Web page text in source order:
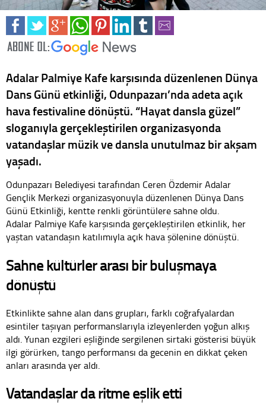
Adalar Palmiye Kafe karşısında düzenlenen Dünya
Dans Günü etkinliği, Odunpazarı’nda adeta açık
hava festivaline dönüştü. “Hayat dansla güzel”
sloganıyla gerçekleştirilen organizasyonda
vatandaşlar müzik ve dansla unutulmaz bir akşam
yaşadı.
Odunpazarı Belediyesi tarafından Ceren Özdemir Adalar
Gençlik Merkezi organizasyonuyla düzenlenen Dünya Dans
Günü Etkinliği, kentte renkli görüntülere sahne oldu.
Adalar Palmiye Kafe karşısında gerçekleştirilen etkinlik, her
yaştan vatandaşın katılımıyla açık hava şölenine dönüştü.
Sahne kültürler arası bir buluşmaya
dönüştü
Etkinlikte sahne alan dans grupları, farklı coğrafyalardan
esintiler taşıyan performanslarıyla izleyenlerden yoğun alkış
aldı. Yunan ezgileri eşliğinde sergilenen sirtaki gösterisi büyük
ilgi görürken, tango performansı da gecenin en dikkat çeken
anları arasında yer aldı.
Vatandaşlar da ritme eşlik etti